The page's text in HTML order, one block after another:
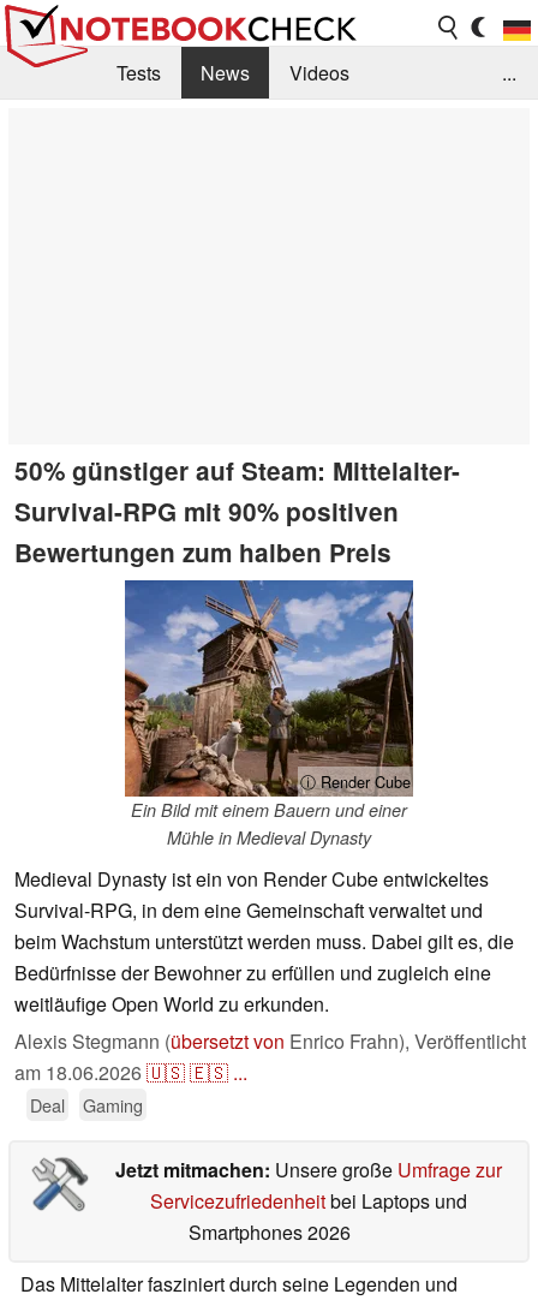
Tests News
Videos
...
50% günstiger auf Steam: Mittelalter-
Survival-RPG mit 90% positiven
Bewertungen zum halben Preis
ⓘ Render Cube
Ein Bild mit einem Bauern und einer
Mühle in Medieval Dynasty
Medieval Dynasty ist ein von Render Cube entwickeltes
Survival-RPG, in dem eine Gemeinschaft verwaltet und
beim Wachstum unterstützt werden muss. Dabei gilt es, die
Bedürfnisse der Bewohner zu erfüllen und zugleich eine
weitläufige Open World zu erkunden.
Alexis Stegmann (übersetzt von Enrico Frahn), Veröffentlicht
am 18.06.2026🇺🇸🇪🇸 ...
Deal Gaming
Jetzt mitmachen: Unsere große Umfrage zur
Servicezufriedenheitbei Laptops und
Smartphones 2026
Das Mittelalter fasziniert durch seine Legenden und